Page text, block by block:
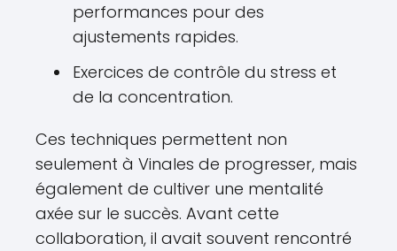
performances pour des
ajustements rapides.
Exercices de contrôle du stress et
de la concentration.
Ces techniques permettent non
seulement à Vinales de progresser, mais
également de cultiver une mentalité
axée sur le succès. Avant cette
collaboration, il avait souvent rencontré